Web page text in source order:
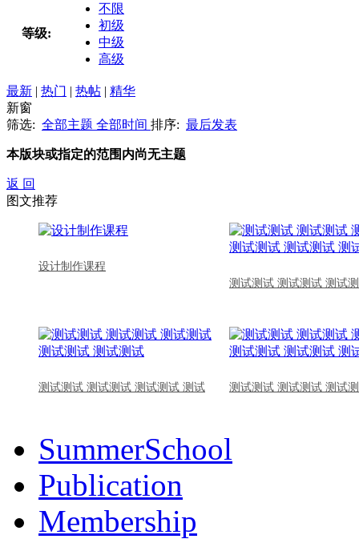
等级:
不限
初级
中级
高级
最新 | 热门 | 热帖 | 精华
新窗
筛选: 全部主题 全部时间 排序: 最后发表
本版块或指定的范围内尚无主题
返 回
图文推荐
设计制作课程
测试测试 测试测试 测试
测试测试 测试测试 测试测试 测试 测试测试 测试测试 测试
SummerSchool
Publication
Membership